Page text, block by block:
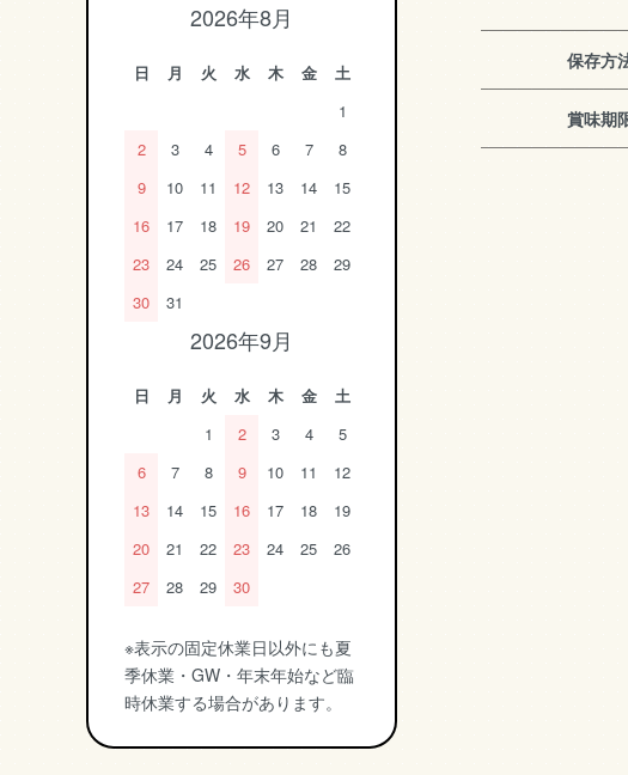
保存方
賞味期
2026年8月
日 月 火 水 木 金
土
1
2
3 4 5 6 7
8
9
10 11 12 13 14
15
16
17 18 19 20 21
22
23
24 25 26 27 28
29
30
31
2026年9月
日 月 火 水 木 金
土
1
2 3 4
5
6
7 8 9 10 11
12
13
14 15 16 17 18
19
20
21 22 23 24 25
26
27
28 29 30
※表示の固定休業日以外にも夏
季休業・GW・年末年始など臨
時休業する場合があります。